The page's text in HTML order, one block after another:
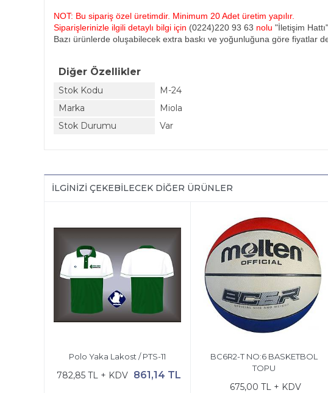
NOT: Bu sipariş özel üretimdir. Minimum 20 Adet üretim yapılır.
Siparişlerinizle ilgili detaylı bilgi için (0224)220 93 63 nolu "İletişim Hattı"
Bazı ürünlerde oluşabilecek extra baskı ve yoğunluğuna göre fiyatlar
Diğer Özellikler
Stok Kodu
M-24
Marka
Miola
Stok Durumu
Var
İLGINIZI ÇEKEBILECEK DIĞER ÜRÜNLER
Polo Yaka Lakost / PTS-11
782,85 TL + KDV 861,14 TL
BC6R2-T NO:6 BASKETBOL
TOPU
675,00 TL + KDV